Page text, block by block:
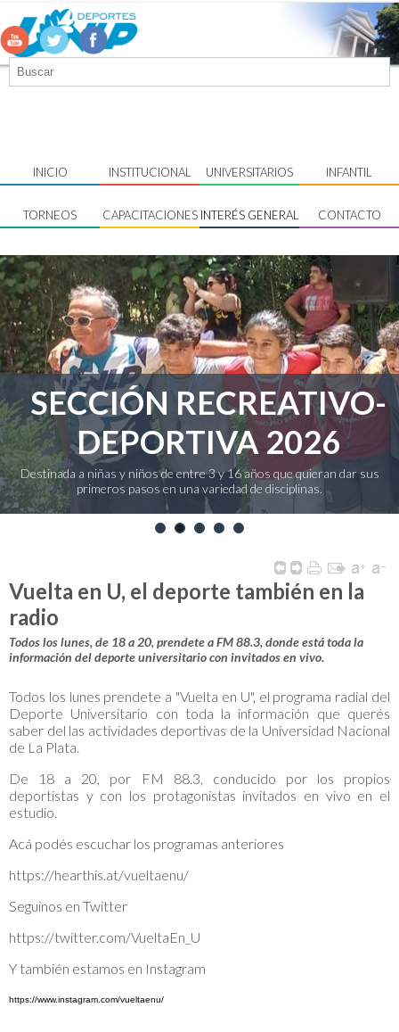
INICIO INSTITUCIONAL UNIVERSITARIOS INFANTIL
TORNEOS CAPACITACIONES INTERÉS GENERAL CONTACTO
SECCIÓN RECREATIVO-
DEPORTIVA 2026
Destinada a niñas y niños de entre 3 y 16 años que quieran dar sus
primeros pasos en una variedad de disciplinas.
Vuelta en U, el deporte también en la
radio
Todos los lunes, de 18 a 20, prendete a FM 88.3, donde está toda la
información del deporte universitario con invitados en vivo.
Todos los lunes prendete a "Vuelta en U", el programa radial del
Deporte Universitario con toda la información que querés
saber del las actividades deportivas de la Universidad Nacional
de La Plata.
De 18 a 20, por FM 88.3, conducido por los propios
deportistas y con los protagonistas invitados en vivo en el
estudio.
Acá podés escuchar los programas anteriores
https://hearthis.at/vueltaenu/
Seguinos en Twitter
https://twitter.com/VueltaEn_U
Y también estamos en Instagram
https://www.instagram.com/vueltaenu/